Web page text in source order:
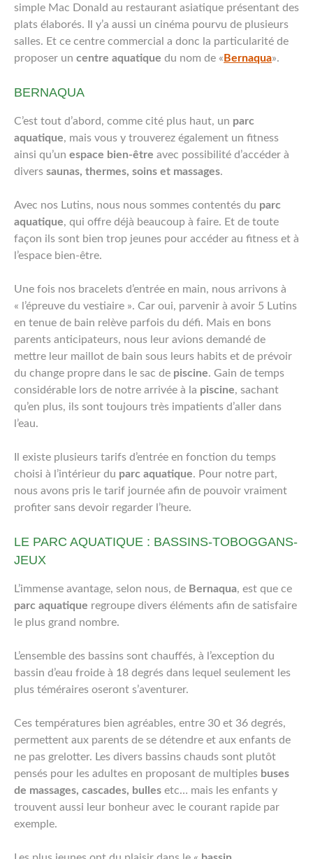
simple Mac Donald au restaurant asiatique présentant des
plats élaborés. Il y’a aussi un cinéma pourvu de plusieurs
salles. Et ce centre commercial a donc la particularité de
proposer un centre aquatique du nom de « Bernaqua».
BERNAQUA
C’est tout d’abord, comme cité plus haut, un parc
aquatique, mais vous y trouverez également un fitness
ainsi qu’un espace bien-être avec possibilité d’accéder à
divers saunas, thermes, soins et massages.
Avec nos Lutins, nous nous sommes contentés du parc
aquatique, qui offre déjà beaucoup à faire. Et de toute
façon ils sont bien trop jeunes pour accéder au fitness et à
l’espace bien-être.
Une fois nos bracelets d’entrée en main, nous arrivons à
« l’épreuve du vestiaire ». Car oui, parvenir à avoir 5 Lutins
en tenue de bain relève parfois du défi. Mais en bons
parents anticipateurs, nous leur avions demandé de
mettre leur maillot de bain sous leurs habits et de prévoir
du change propre dans le sac de piscine. Gain de temps
considérable lors de notre arrivée à la piscine, sachant
qu’en plus, ils sont toujours très impatients d’aller dans
l’eau.
Il existe plusieurs tarifs d’entrée en fonction du temps
choisi à l’intérieur du parc aquatique. Pour notre part,
nous avons pris le tarif journée afin de pouvoir vraiment
profiter sans devoir regarder l’heure.
LE PARC AQUATIQUE : BASSINS-TOBOGGANS-
JEUX
L’immense avantage, selon nous, de Bernaqua, est que ce
parc aquatique regroupe divers éléments afin de satisfaire
le plus grand nombre.
L’ensemble des bassins sont chauffés, à l’exception du
bassin d’eau froide à 18 degrés dans lequel seulement les
plus téméraires oseront s’aventurer.
Ces températures bien agréables, entre 30 et 36 degrés,
permettent aux parents de se détendre et aux enfants de
ne pas grelotter. Les divers bassins chauds sont plutôt
pensés pour les adultes en proposant de multiples buses
de massages, cascades, bulles etc… mais les enfants y
trouvent aussi leur bonheur avec le courant rapide par
exemple.